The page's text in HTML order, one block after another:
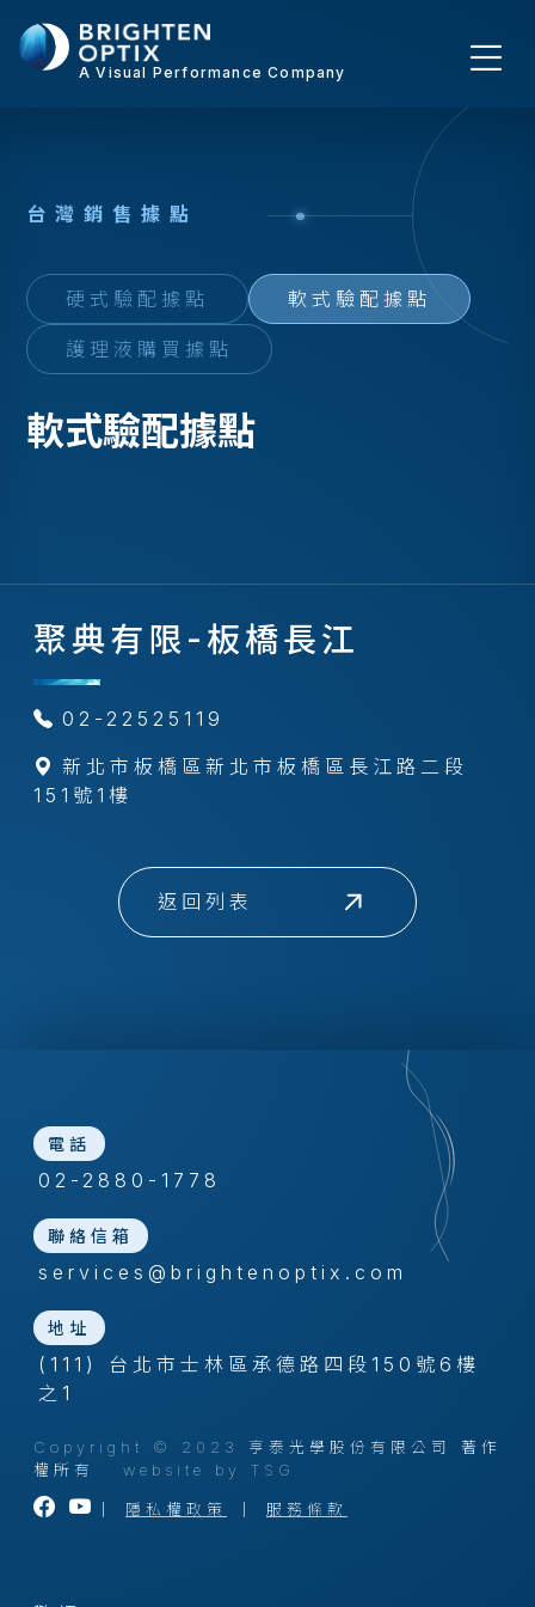
A Visual Performance Company
台灣銷 售據點
硬式驗配據點 軟式驗配據點
護理液購買據點
軟式驗配據點
聚典有限-板橋長江
02-22525119
新北市板橋區新北市板橋區長江路二段
151號1樓
返回列表
電話
02-2880-1778
聯絡信箱
services@brightenoptix.com
地址
(111) 台北市士林區承德路四段150號6樓
之1
Copyright © 2023 亨泰光學股份有限公司 著作
權所有 website by TSG
隱私權政策 服務條款